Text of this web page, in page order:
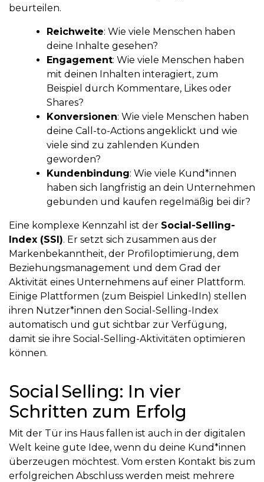
beurteilen.
Reichweite: Wie viele Menschen haben
deine Inhalte gesehen?
Engagement: Wie viele Menschen haben
mit deinen Inhalten interagiert, zum
Beispiel durch Kommentare, Likes oder
Shares?
Konversionen: Wie viele Menschen haben
deine Call-to-Actions angeklickt und wie
viele sind zu zahlenden Kunden
geworden?
Kundenbindung: Wie viele Kund*innen
haben sich langfristig an dein Unternehmen
gebunden und kaufen regelmäßig bei dir?
Eine komplexe Kennzahl ist der Social-Selling-
Index (SSI). Er setzt sich zusammen aus der
Markenbekanntheit, der Profiloptimierung, dem
Beziehungsmanagement und dem Grad der
Aktivität eines Unternehmens auf einer Plattform.
Einige Plattformen (zum Beispiel LinkedIn) stellen
ihren Nutzer*innen den Social-Selling-Index
automatisch und gut sichtbar zur Verfügung,
damit sie ihre Social-Selling-Aktivitäten optimieren
können.
Social Selling: In vier
Schritten zum Erfolg
Mit der Tür ins Haus fallen ist auch in der digitalen
Welt keine gute Idee, wenn du deine Kund*innen
überzeugen möchtest. Vom ersten Kontakt bis zum
erfolgreichen Abschluss werden meist mehrere